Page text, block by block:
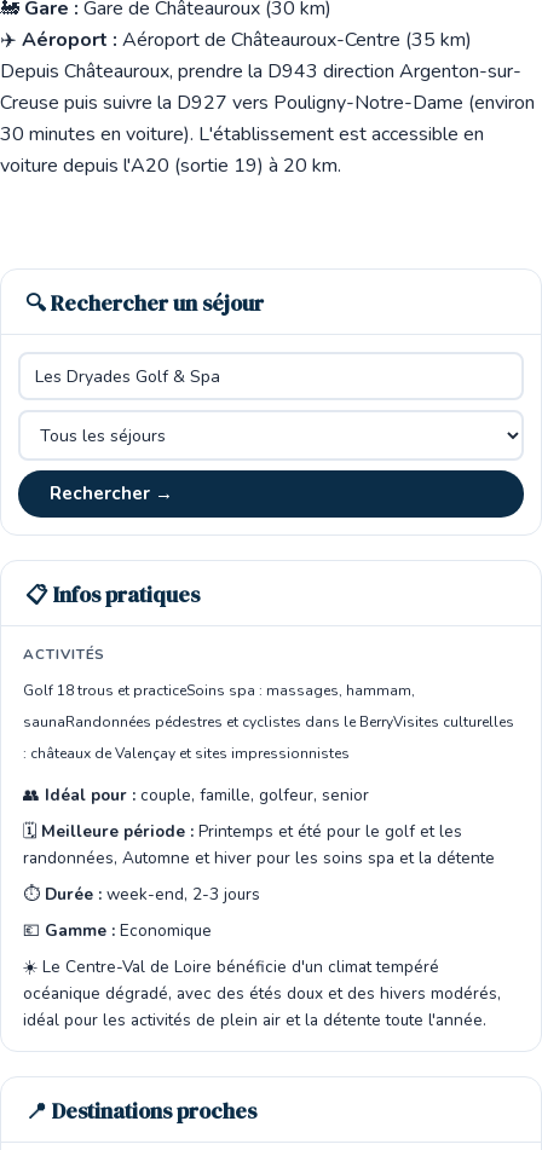
🚂 Gare : Gare de Châteauroux (30 km)
✈️ Aéroport : Aéroport de Châteauroux-Centre (35 km)
Depuis Châteauroux, prendre la D943 direction Argenton-sur-
Creuse puis suivre la D927 vers Pouligny-Notre-Dame (environ
30 minutes en voiture). L'établissement est accessible en
voiture depuis l'A20 (sortie 19) à 20 km.
🔍 Rechercher un séjour
Rechercher →
📋 Infos pratiques
ACTIVITÉS
Golf 18 trous et practiceSoins spa : massages, hammam,
saunaRandonnées pédestres et cyclistes dans le BerryVisites culturelles
: châteaux de Valençay et sites impressionnistes
👥 Idéal pour : couple, famille, golfeur, senior
🗓️ Meilleure période : Printemps et été pour le golf et les
randonnées, Automne et hiver pour les soins spa et la détente
⏱️ Durée : week-end, 2-3 jours
💶 Gamme : Economique
☀️ Le Centre-Val de Loire bénéficie d'un climat tempéré
océanique dégradé, avec des étés doux et des hivers modérés,
idéal pour les activités de plein air et la détente toute l'année.
📍 Destinations proches